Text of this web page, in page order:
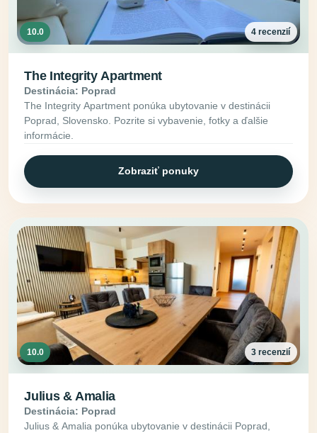
10.0 4 recenzií
The Integrity Apartment
Destinácia: Poprad
The Integrity Apartment ponúka ubytovanie v destinácii
Poprad, Slovensko. Pozrite si vybavenie, fotky a ďalšie
informácie.
Zobraziť ponuky
10.0 3 recenzií
Julius & Amalia
Destinácia: Poprad
Julius & Amalia ponúka ubytovanie v destinácii Poprad,